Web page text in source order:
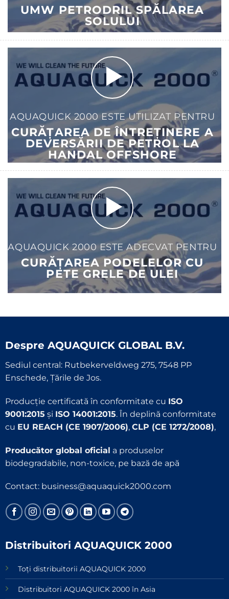
UMW PETRODRIL SPĂLAREA
SOLULUI
AQUAQUICK 2000 ESTE UTILIZAT PENTRU
CURĂȚAREA DE ÎNTREȚINERE A
DEVERSĂRII DE PETROL LA
HANDAL OFFSHORE
AQUAQUICK 2000 ESTE ADECVAT PENTRU
CURĂȚAREA PODELELOR CU
PETE GRELE DE ULEI
Despre AQUAQUICK GLOBAL B.V.
Sediul central: Rutbekerveldweg 275, 7548 PP
Enschede, Țările de Jos.
Producție certificată în conformitate cu ISO
9001:2015 și ISO 14001:2015. În deplină conformitate
cu EU REACH (CE 1907/2006), CLP (CE 1272/2008),
Producător global oficial a produselor
biodegradabile, non-toxice, pe bază de apă
Contact: business@aquaquick2000.com
Distribuitori AQUAQUICK 2000
Toți distribuitorii AQUAQUICK 2000
Distribuitori AQUAQUICK 2000 în Asia